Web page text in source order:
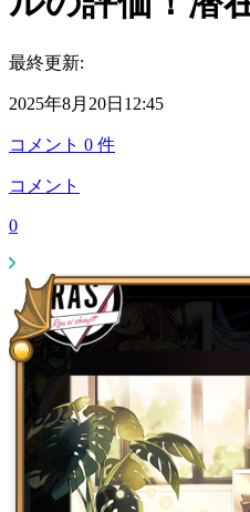
最終更新:
2025年8月20日12:45
コメント 0 件
コメント
0